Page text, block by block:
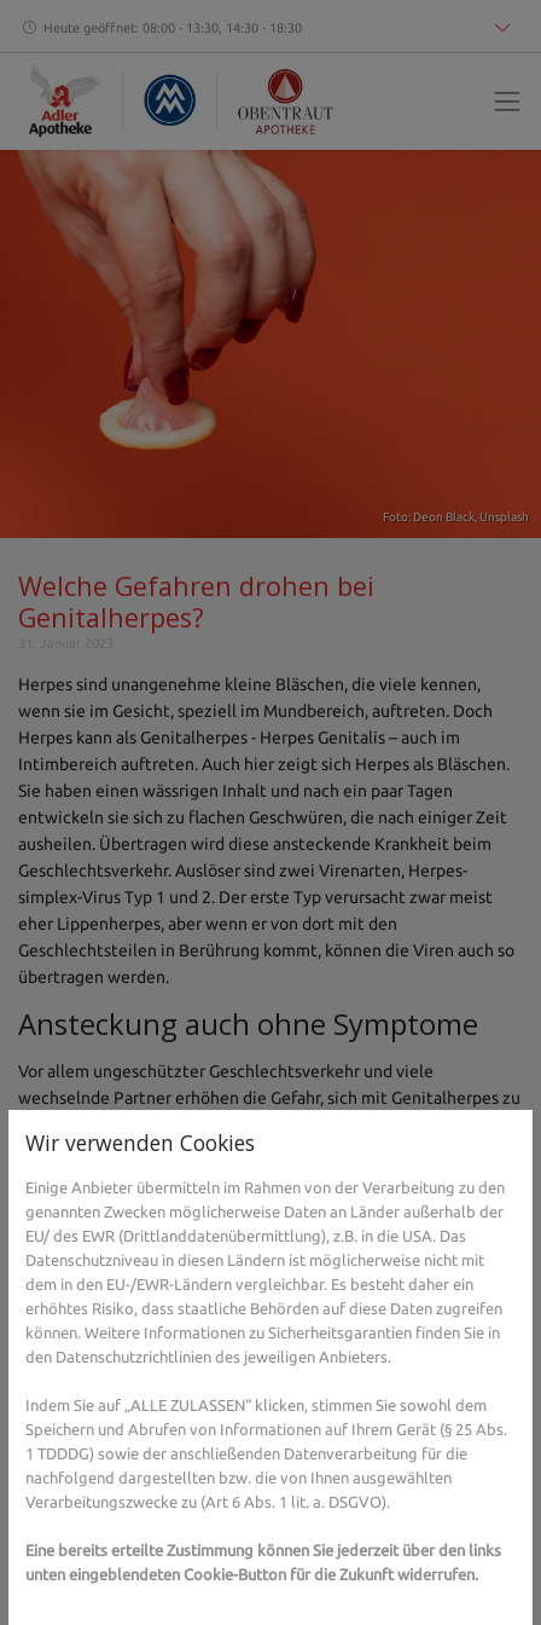
Heute geöffnet: 08:00 - 13:30, 14:30 - 18:30
Foto:Deon Black Unsplash
Welche Gefahren drohen bei
Genitalherpes?
Herpes sind unangenehme kleine Bläschen, die viele kennen,
wenn sie im Gesicht, speziell im Mundbereich, auftreten. Doch
Herpes kann als Genitalherpes - Herpes Genitalis – auch im
Intimbereich auftreten. Auch hier zeigt sich Herpes als Bläschen.
Sie haben einen wässrigen Inhalt und nach ein paar Tagen
entwickeln sie sich zu flachen Geschwüren, die nach einiger Zeit
ausheilen. Übertragen wird diese ansteckende Krankheit beim
Geschlechtsverkehr. Auslöser sind zwei Virenarten, Herpes-
simplex-Virus Typ 1 und 2. Der erste Typ verursacht zwar meist
eher Lippenherpes, aber wenn er von dort mit den
Geschlechtsteilen in Berührung kommt, können die Viren auch so
übertragen werden.
Ansteckung auch ohne Symptome
Vor allem ungeschützter Geschlechtsverkehr und viele
wechselnde Partner erhöhen die Gefahr, sich mit Genitalherpes zu
Beschwerden hervorruft, ist die Gefahr der Übertragung
besonders hoch. Tückisch ist jedoch, dass eine Ansteckung mit
Genitalherpes oft überhaupt keine Symptome mit sich bringt.
Ansteckend ist derjenige, der befallen ist, trotzdem. Symptome
wie die typischen Bläschen, aber auch Fieber, Kopfschmerzen und
geschwollene Lymphknoten treten meist bei der Erstansteckung
auf. Wie auch bei Lippenherpes verbleibt das Virus auch nach dem
Abklingen der Symptome im Körper und nistet sich in den
sogenannten Ganglien, den Nervenknoten in der unteren
eine Weitergabe nicht möglich.
Virus wird reaktiviert
Die nächsten Verläufe sind dann meist milder. Sie kündigen sich
Beinen oder an der Hüfte an. Diese Reaktivierung des Virus wird
Wir verwenden Cookies
Einige Anbieter übermitteln im Rahmen von der Verarbeitung zu den
genannten Zwecken möglicherweise Daten an Länder außerhalb der
EU/ des EWR (Drittlanddatenübermittlung), z.B. in die USA. Das
Datenschutzniveau in diesen Ländern ist möglicherweise nicht mit
dem in den EU-/EWR-Ländern vergleichbar. Es besteht daher ein
erhöhtes Risiko, dass staatliche Behörden auf diese Daten zugreifen
können. Weitere Informationen zu Sicherheitsgarantien finden Sie in
den Datenschutzrichtlinien des jeweiligen Anbieters.
Indem Sie auf „ALLE ZULASSEN“ klicken, stimmen Sie sowohl dem
Speichern und Abrufen von Informationen auf Ihrem Gerät (§ 25 Abs.
1 TDDDG) sowie der anschließenden Datenverarbeitung für die
nachfolgend dargestellten bzw. die von Ihnen ausgewählten
Verarbeitungszwecke zu (Art 6 Abs. 1 lit. a. DSGVO).
Eine bereits erteilte Zustimmung können Sie jederzeit über den links
unten eingeblendeten Cookie-Button für die Zukunft widerrufen.